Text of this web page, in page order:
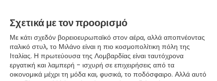
Σχετικά με τον προορισμό
Με κάτι σχεδόν βορειοευρωπαϊκό στον αέρα, αλλά αποπνέοντας
ιταλικό στυλ, το Μιλάνο είναι η πιο κοσμοπολίτικη πόλη της
Ιταλίας. Η πρωτεύουσα της Λομβαρδίας είναι ταυτόχρονα
εργατική και λαμπερή - ισχυρή σε επιχειρήσεις από τα
οικονομικά μέχρι τη μόδα και, φυσικά, το ποδόσφαιρο. Αλλά αυτό